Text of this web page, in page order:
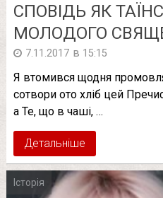
СПОВІДЬ ЯК
МОЛОДОГО
7.11.2017 в 15:15
Я втомився щодня
сотвори ото хліб цей
а Те, що в чаші, …
Детальніше
Історія